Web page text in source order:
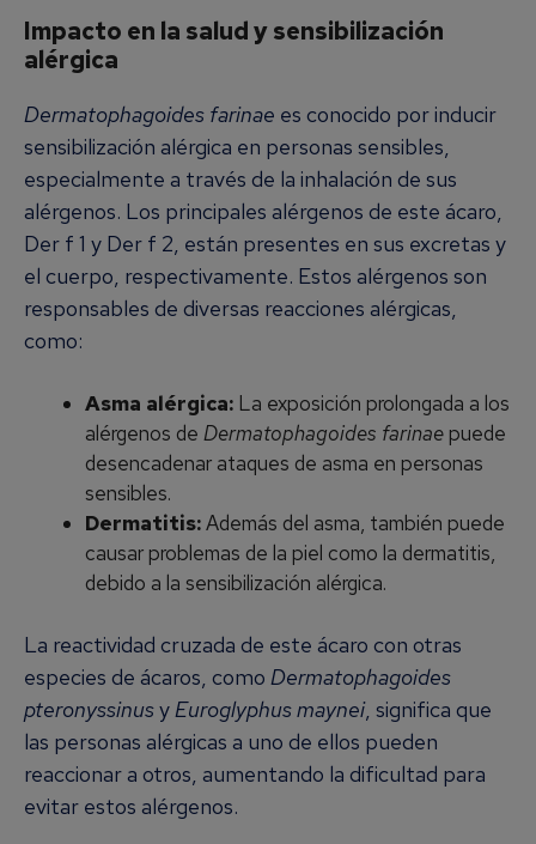
Impacto en la salud y sensibilización
alérgica
Dermatophagoides farinae es conocido por inducir
sensibilización alérgica en personas sensibles,
especialmente a través de la inhalación de sus
alérgenos. Los principales alérgenos de este ácaro,
Der f 1 y Der f 2, están presentes en sus excretas y
el cuerpo, respectivamente. Estos alérgenos son
responsables de diversas reacciones alérgicas,
como:
Asma alérgica: La exposición prolongada a los
alérgenos de Dermatophagoides farinae puede
desencadenar ataques de asma en personas
sensibles.
Dermatitis:Además del asma, también puede
causar problemas de la piel como la dermatitis,
debido a la sensibilización alérgica.
La reactividad cruzada de este ácaro con otras
especies de ácaros, como Dermatophagoides
pteronyssinusyEuroglyphus maynei, significa que
las personas alérgicas a uno de ellos pueden
reaccionar a otros, aumentando la dificultad para
evitar estos alérgenos.